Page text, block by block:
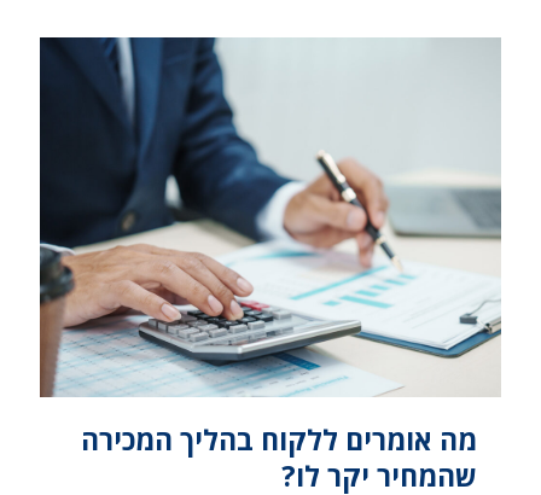
מה אומרים ללקוח בהליך המכירה
שהמחיר יקר לו?